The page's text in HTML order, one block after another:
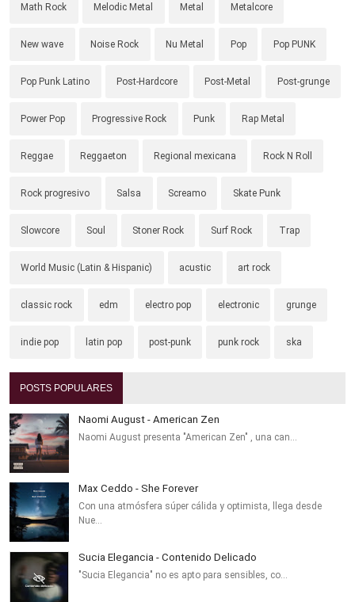
Math Rock Melodic Metal Metal Metalcore
New wave Noise Rock Nu Metal Pop Pop PUNK
Pop Punk Latino Post-Hardcore Post-Metal Post-grunge
Power Pop Progressive Rock Punk Rap Metal
Reggae Reggaeton Regional mexicana Rock N Roll
Rock progresivo Salsa Screamo Skate Punk
Slowcore Soul Stoner Rock Surf Rock Trap
World Music (Latin & Hispanic) acustic art rock
classic rock edm electro pop electronic grunge
indie pop latin pop post-punk punk rock ska
POSTS POPULARES
Naomi August - American Zen
Naomi August presenta "American Zen" , una can…
Max Ceddo - She Forever
Con una atmósfera súper cálida y optimista, llega desde
Nue…
Sucia Elegancia - Contenido Delicado
"Sucia Elegancia" no es apto para sensibles, co…